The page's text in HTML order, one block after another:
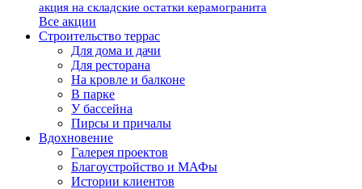
акция на складские остатки керамогранита
Все акции
Строительство террас
Для дома и дачи
Для ресторана
На кровле и балконе
В парке
У бассейна
Пирсы и причалы
Вдохновение
Галерея проектов
Благоустройство и МАФы
Истории клиентов